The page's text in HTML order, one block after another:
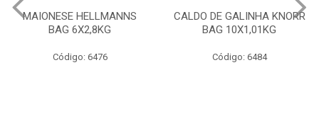
MAIONESE HELLMANNS
BAG 6X2,8KG
Código: 6476
CALDO DE GALINHA KNORR
BAG 10X1,01KG
Código: 6484